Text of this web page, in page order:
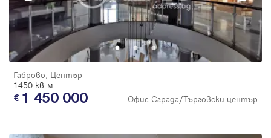
Габрово, Център
1450 кв.м.
1 450 000 Офис Сграда/Търговски център